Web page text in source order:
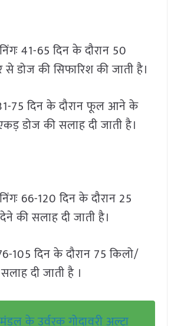
41-65 दिन के दौरान 50
डोज की सिफारिश की जाती है।
75 दिन के दौरान फूल आने के
डोज की सलाह दी जाती है।
66-120 दिन के दौरान 25
की सलाह दी जाती है।
105 दिन के दौरान 75 किलो/
दी जाती है ।